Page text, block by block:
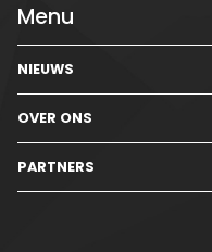
Menu
NIEUWS
OVER ONS
PARTNERS